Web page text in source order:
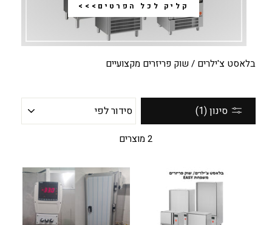
קליק לכל הפרטים>>>
בלאסט צ'ילרים / שוק פריזרים מקצועיים
סינון (1)
סידור
לפי
2 מוצרים